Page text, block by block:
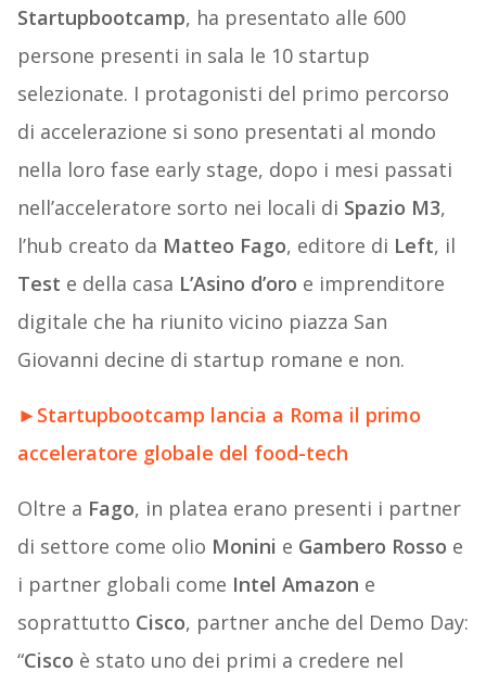
Startupbootcamp, ha presentato alle 600
persone presenti in sala le 10 startup
selezionate. I protagonisti del primo percorso
di accelerazione si sono presentati al mondo
nella loro fase early stage, dopo i mesi passati
nell’acceleratore sorto nei locali di Spazio M3,
l’hub creato da Matteo Fago, editore di Left, il
Test e della casa L’Asino d’oro e imprenditore
digitale che ha riunito vicino piazza San
Giovanni decine di startup romane e non.
► Startupbootcamp lancia a Roma il primo
acceleratore globale del food-tech
Oltre a Fago, in platea erano presenti i partner
di settore come olio Monini e Gambero Rosso e
i partner globali come Intel Amazon e
soprattutto Cisco, partner anche del Demo Day:
“Cisco è stato uno dei primi a credere nel